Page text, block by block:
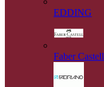
EDDING
Faber Castell